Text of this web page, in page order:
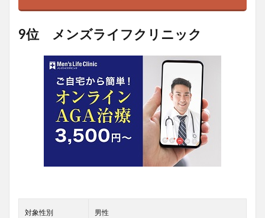
9位 メンズライフクリニック
対象性別 男性